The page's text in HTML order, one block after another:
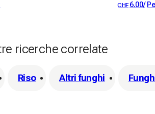
CHF 6.00/
ricerche correlate
Riso Altri funghi